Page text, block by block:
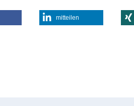
mitteilen